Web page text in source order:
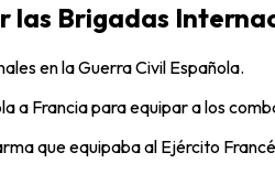
las Brigadas
en la Guerra Civil Española.
a Francia para equipar a los
que equipaba al Ejército